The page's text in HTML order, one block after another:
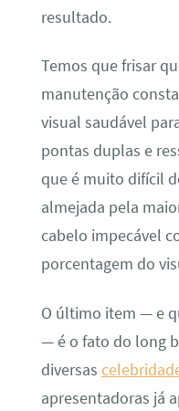
resultado.
Temos que frisar
manutenção
visual saudável
pontas duplas e
que é muito difícil
almejada pela
cabelo impecável
porcentagem do
O último item — e
— é o fato do long
diversas
apresentadoras já